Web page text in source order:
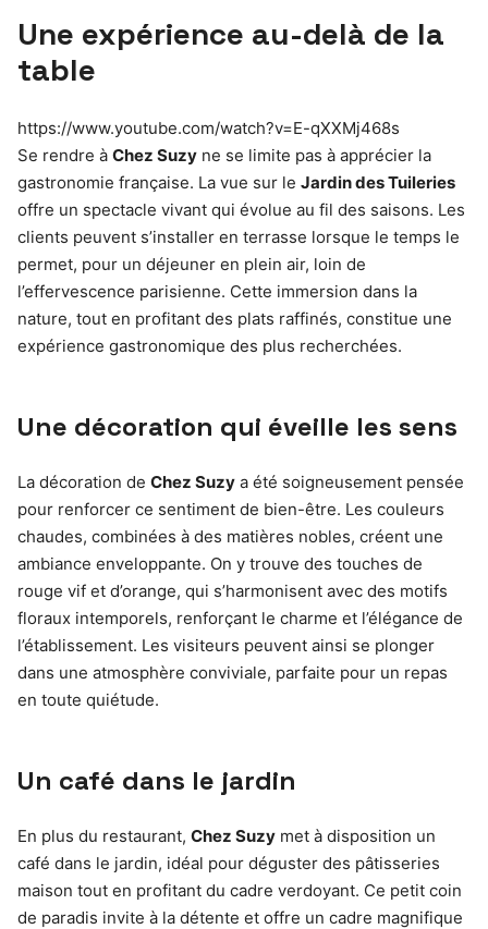
Une expérience au-delà de la
table
https://www.youtube.com/watch?v=E-qXXMj468s
Se rendre à Chez Suzy ne se limite pas à apprécier la
gastronomie française. La vue sur le Jardin des Tuileries
offre un spectacle vivant qui évolue au fil des saisons. Les
clients peuvent s’installer en terrasse lorsque le temps le
permet, pour un déjeuner en plein air, loin de
l’effervescence parisienne. Cette immersion dans la
nature, tout en profitant des plats raffinés, constitue une
expérience gastronomique des plus recherchées.
Une décoration qui éveille les sens
La décoration de Chez Suzy a été soigneusement pensée
pour renforcer ce sentiment de bien-être. Les couleurs
chaudes, combinées à des matières nobles, créent une
ambiance enveloppante. On y trouve des touches de
rouge vif et d’orange, qui s’harmonisent avec des motifs
floraux intemporels, renforçant le charme et l’élégance de
l’établissement. Les visiteurs peuvent ainsi se plonger
dans une atmosphère conviviale, parfaite pour un repas
en toute quiétude.
Un café dans le jardin
En plus du restaurant, Chez Suzy met à disposition un
café dans le jardin, idéal pour déguster des pâtisseries
maison tout en profitant du cadre verdoyant. Ce petit coin
de paradis invite à la détente et offre un cadre magnifique